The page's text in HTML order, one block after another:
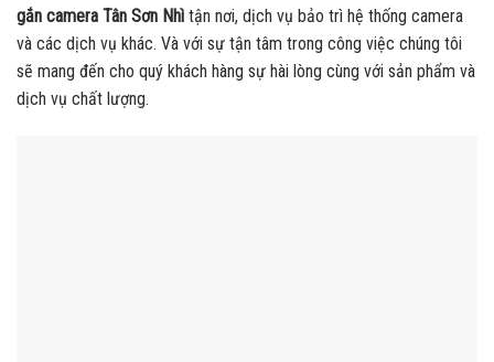
gắn camera Tân Sơn Nhì tận nơi, dịch vụ bảo trì hệ thống camera
và các dịch vụ khác. Và với sự tận tâm trong công việc chúng tôi
sẽ mang đến cho quý khách hàng sự hài lòng cùng với sản phẩm và
dịch vụ chất lượng.